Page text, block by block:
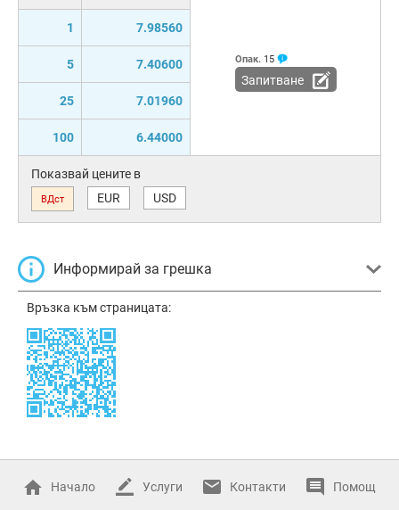
1 7.98560
5 7.40600
25 7.01960
100 6.44000
Опак. 15
Запитване
Показвай цените в
ВДст EUR USD
Информирай за грешка
Връзка към страницата:
Начало Услуги Контакти Помощ